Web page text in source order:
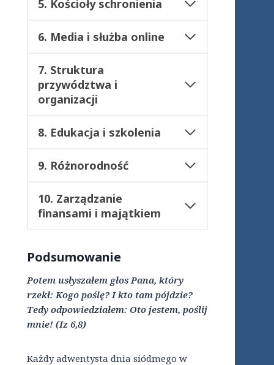
5. Kościoły schronienia
6. Media i służba online
7. Struktura
przywództwa i
organizacji
8. Edukacja i szkolenia
9. Różnorodność
10. Zarządzanie
finansami i majątkiem
Podsumowanie
Potem usłyszałem głos Pana, który
rzekł: Kogo poślę? I kto tam pójdzie?
Tedy odpowiedziałem: Oto jestem, poślij
mnie! (Iz 6,8)
Każdy adwentysta dnia siódmego w